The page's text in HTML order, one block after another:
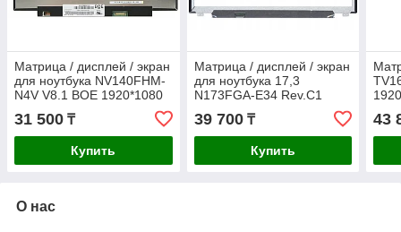
Матрица / дисплей / экран
для ноутбука NV140FHM-
N4V V8.1 BOE 1920*1080
Full HD LED eDP Слим 30
пин
31 500 ₸
Купить
Матрица / дисплей / экран
для ноутбука 17,3
N173FGA-E34 Rev.C1
INNOLUX 1600*900 HD+
LED eDP Слим 30пин
39 700₸
Купить
43
О нас